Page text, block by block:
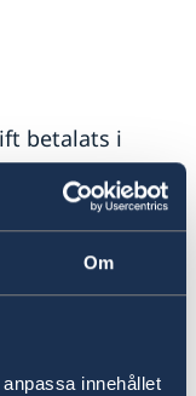
Om
innehållet
betalats i
€43